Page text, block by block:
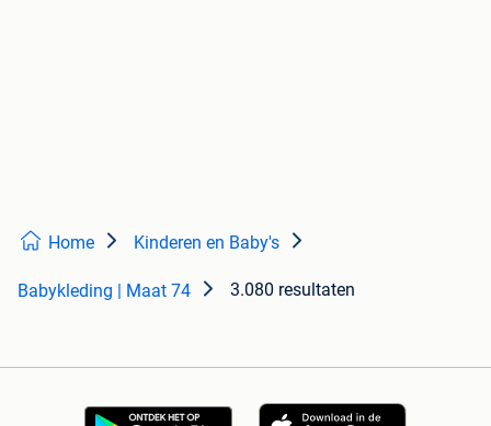
Home Kinderen en Baby's
Babykleding | Maat 74 3.080 resultaten